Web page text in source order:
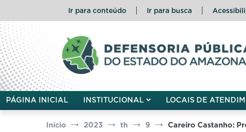
o
conteúdo
Ir para conteúdo Ir para busca
Defensoria Pública do Estado do
PÁGINA INICIAL INSTITUCIONAL LOCAIS DE
Início 2023 th 9 Careiro Castanho: